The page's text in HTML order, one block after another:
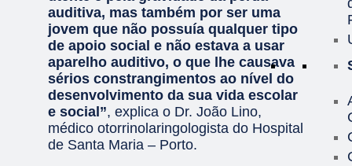
auditiva, mas também por ser uma
jovem que não possuía qualquer tipo
de apoio social e não estava a usar
aparelho auditivo, o que lhe causava
sérios constrangimentos ao nível do
desenvolvimento da sua vida escolar
e social”, explica o Dr. João Lino,
médico otorrinolaringologista do Hospital
de Santa Maria – Porto.